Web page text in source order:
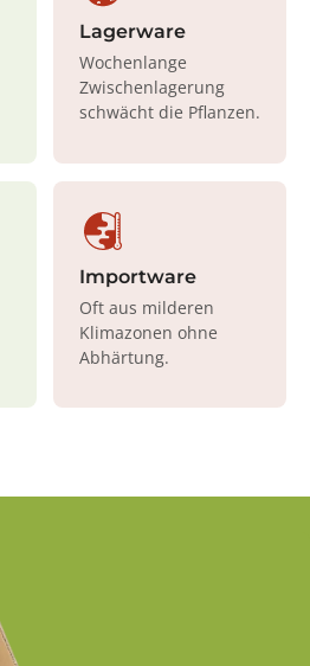
Lagerware
Wochenlange
Zwischenlagerung
schwächt die Pflanzen.
Importware
Oft aus milderen
Klimazonen ohne
Abhärtung.